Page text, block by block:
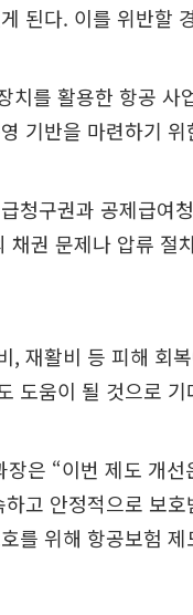
된다. 이를 위반할
치를 활용한 항공
기반을 마련하기
청구권과 공제급여
채권 문제나 압류 절
, 재활비 등 피해 회
도움이 될 것으로 기
은 “이번 제도 개
고 안정적으로 보
를 위해 항공보험